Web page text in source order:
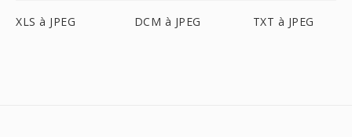
XLS à JPEG DCM à JPEG TXT à JPEG